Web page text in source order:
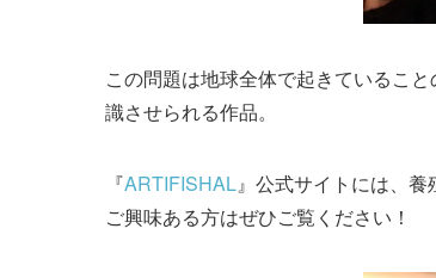
この問題は地球全体で起きているこ
識させられる作品。
『ARTIFISHAL』公式サイトには、養
ご興味ある方はぜひご覧ください！